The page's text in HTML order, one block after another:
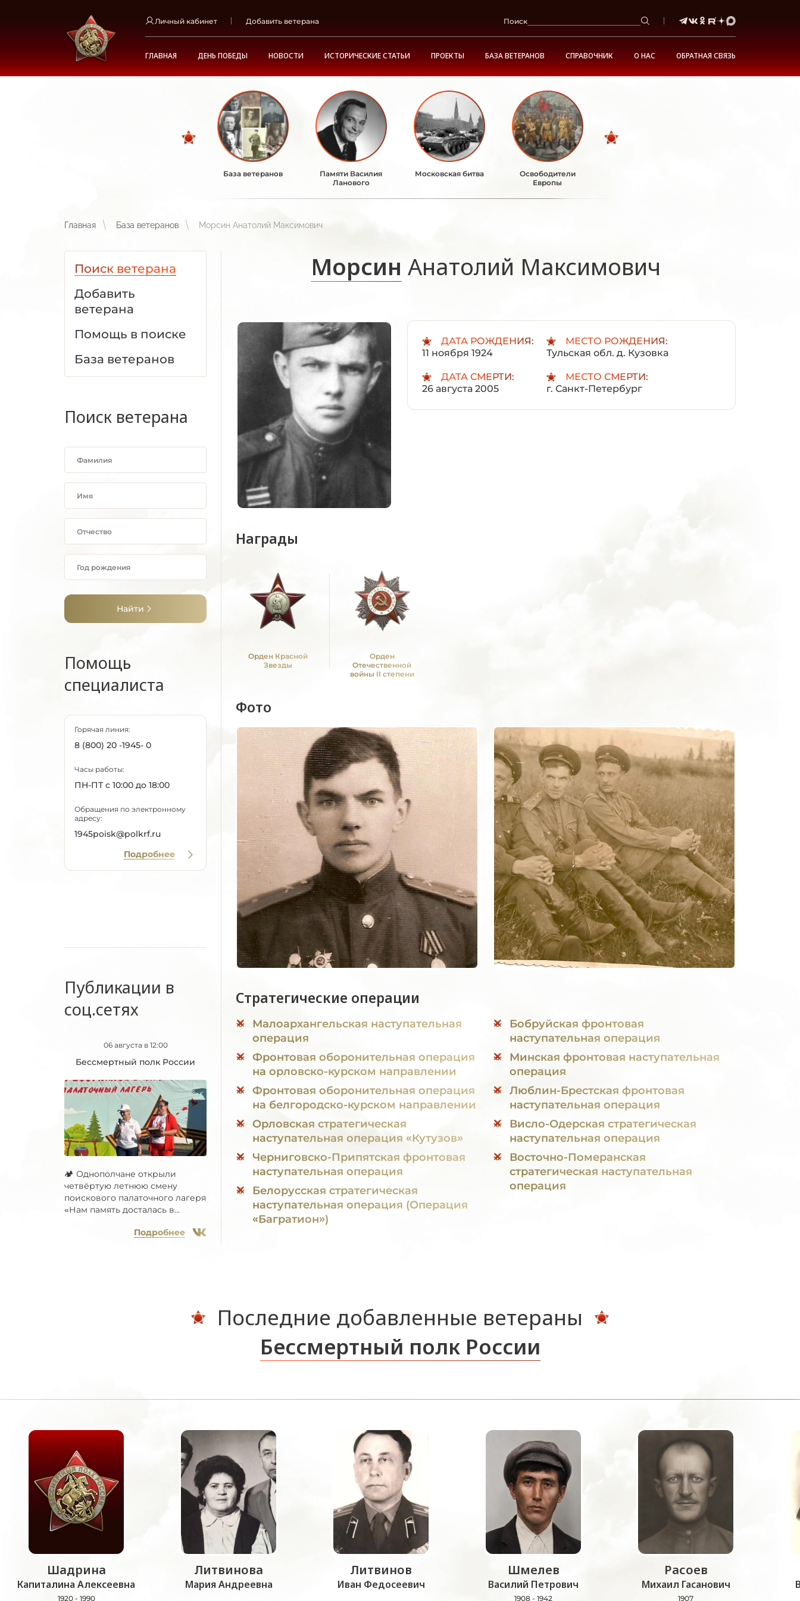
Личный кабинет Добавить ветерана Поиск
ГЛАВНАЯ ДЕНЬ ПОБЕДЫ НОВОСТИ ИСТОРИЧЕСКИЕ СТАТЬИ ПРОЕКТЫ БАЗА ВЕТЕРАНОВ СПРАВОЧНИК О НАС ОБРАТНАЯ СВЯЗЬ
База ветеранов
Памяти Василия
Ланового
Московская битва
Освободители
Европы
Главная База ветеранов Морсин Анатолий Максимович
Поиск ветерана
Добавить
ветерана
Помощь в поиске
База ветеранов
Поиск ветерана
Найти
Помощь
специалиста
Горячая линия:
8 (800) 20 -1945- 0
Часы работы:
ПН-ПТ с 10:00 до 18:00
Обращения по электронному
адресу:
1945poisk@polkrf.ru
Подробнее
Публикации в
соц.сетях
06 августа в 12:00
Бессмертный полк России
🏕 Однополчане открыли
четвёртую летнюю смену
поискового палаточного лагеря
«Нам память досталась в...
Подробнее
Морсин Анатолий Максимович
ДАТА РОЖДЕНИЯ:
11 ноября 1924
МЕСТО РОЖДЕНИЯ:
Тульская обл. д. Кузовка
ДАТА СМЕРТИ:
26 августа 2005
МЕСТО СМЕРТИ:
г. Санкт-Петербург
Награды
Орден Красной
Звезды
Орден
Отечественной
войны II степени
Фото
Стратегические операции
Малоархангельская наступательная
операция
Фронтовая оборонительная операция
на орловско-курском направлении
Фронтовая оборонительная операция
на белгородско-курском направлении
Орловская стратегическая
наступательная операция «Кутузов»
Черниговско-Припятская фронтовая
наступательная операция
Белорусская стратегическая
наступательная операция (Операция
«Багратион»)
Бобруйская фронтовая
наступательная операция
Минская фронтовая наступательная
операция
Люблин-Брестская фронтовая
наступательная операция
Висло-Одерская стратегическая
наступательная операция
Восточно-Померанская
стратегическая наступательная
операция
Последние добавленные ветераны
Бессмертный полк России
Шадрина
Капиталина Алексеевна
1920 - 1990
Литвинова
Мария Андреевна
Литвинов
Иван Федосеевич
Шмелев
Василий Петрович
1908 - 1942
Расоев
Михаил Гасанович
1907